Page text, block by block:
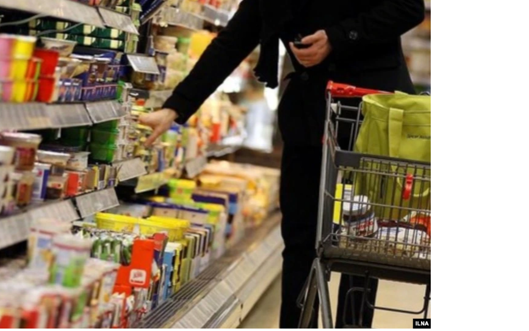
انتخابات ریاست جمهوری آمریکا ۲۰۲۴
حمله جمهوری اسلامی به اسرائیل
اعتراضات زن، زندگی، آزادی
مجموعه مستندهای دادخواهی
چهل سال گروگان‌گیری
قانون شفافیت دارائی کادر رهبری ایران
اعتراضات مردمی آبان ۹۸
نرگس محمدی برنده جایزه نوبل صلح
همایش محافظه‌کاران آمریکا «سی‌پک»